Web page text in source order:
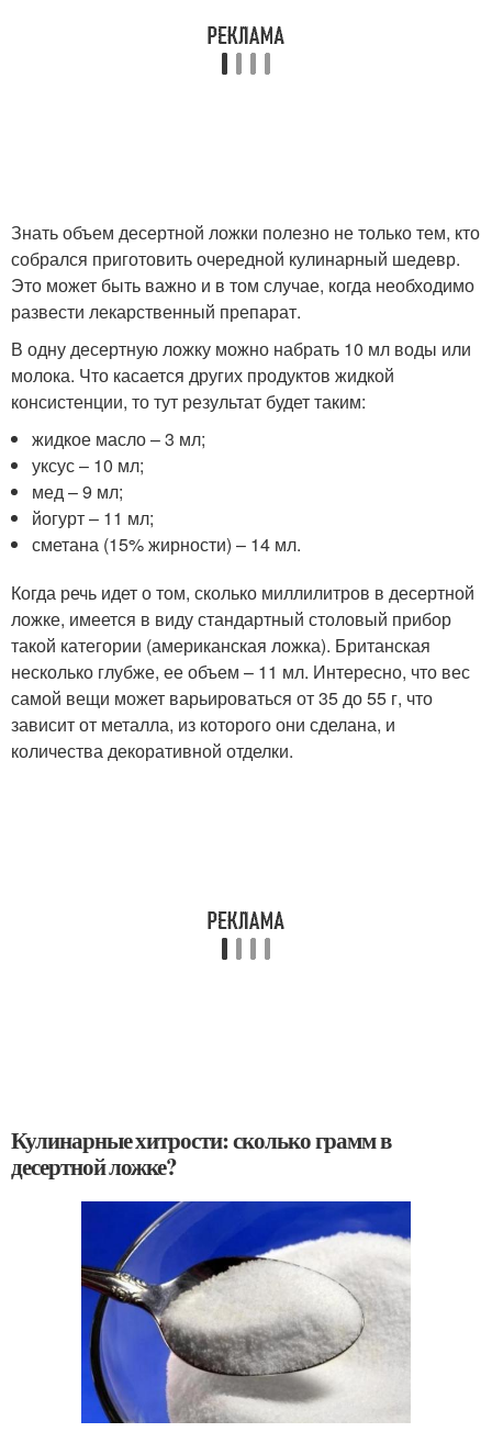
Знать объем десертной ложки полезно не только тем, кто
собрался приготовить очередной кулинарный шедевр.
Это может быть важно и в том случае, когда необходимо
развести лекарственный препарат.
В одну десертную ложку можно набрать 10 мл воды или
молока. Что касается других продуктов жидкой
консистенции, то тут результат будет таким:
жидкое масло – 3 мл;
уксус – 10 мл;
мед – 9 мл;
йогурт – 11 мл;
сметана (15% жирности) – 14 мл.
Когда речь идет о том, сколько миллилитров в десертной
ложке, имеется в виду стандартный столовый прибор
такой категории (американская ложка). Британская
несколько глубже, ее объем – 11 мл. Интересно, что вес
самой вещи может варьироваться от 35 до 55 г, что
зависит от металла, из которого они сделана, и
количества декоративной отделки.
Кулинарные хитрости: сколько грамм в
десертной ложке?